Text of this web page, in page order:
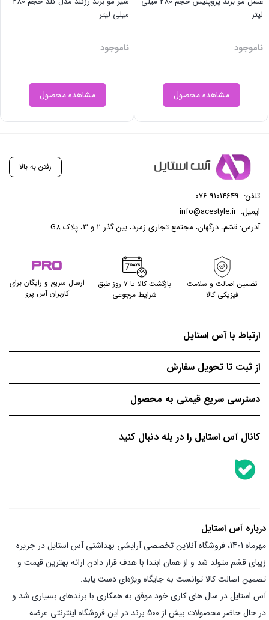
لیتر
ناموجود
مشاهده محصول
میلی لیتر
ناموجود
مشاهده محصول
رفتن به بالا
تلفن: 076-91014649
ایمیل:info@acestyle.ir
آدرس: قشم، درگهان، مجتمع تجاری زمرد، بین گذر 2 و 3، پلاک G8
تضمین اصالت و سلامت
فیزیکی کالا
بازگشت کالا تا ۷ روز طبق
شرایط مرجوعی
ارسال سریع و رایگان برای
کاربران آس پرو
ارتباط با آس استایل
از ثبت تا تحویل سفارش
دسترسی سریع قیمتی به محصول
کانال آس استایل را در بله دنبال کنید
درباره آس استایل
مهرماه 1401، فروشگاه آنلاین تخصصی آرایشی بهداشتی آس استایل در جزیره
زیبای قشم متولد شد و از همان ابتدا با هدف قرار دادن ارائه بهترین قیمت و
تضمین اصالت کالا توانست به جایگاه ویژه‌ای دست یابد.
آس استایل در سال های کاری خود موفق به همکاری با برندهای بسیاری شد و
در حال حاضر محصولات بیش از 500 برند در این فروشگاه اینترنتی عرضه